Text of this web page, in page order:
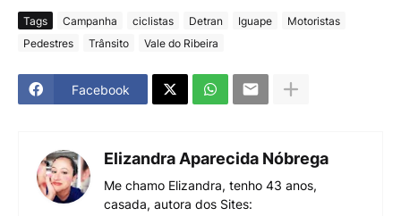
Tags Campanha ciclistas Detran Iguape
Motoristas
Pedestres
Trânsito Vale do Ribeira
Facebook
Elizandra Aparecida Nóbrega
Me chamo Elizandra, tenho 43 anos,
casada, autora dos Sites: